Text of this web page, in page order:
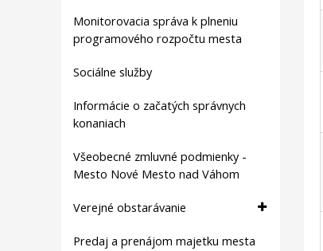
Monitorovacia správa k plneniu
programového rozpočtu mesta
Sociálne služby
Informácie o začatých správnych
konaniach
Všeobecné zmluvné podmienky -
Mesto Nové Mesto nad Váhom
Verejné obstarávanie
Predaj a prenájom majetku mesta